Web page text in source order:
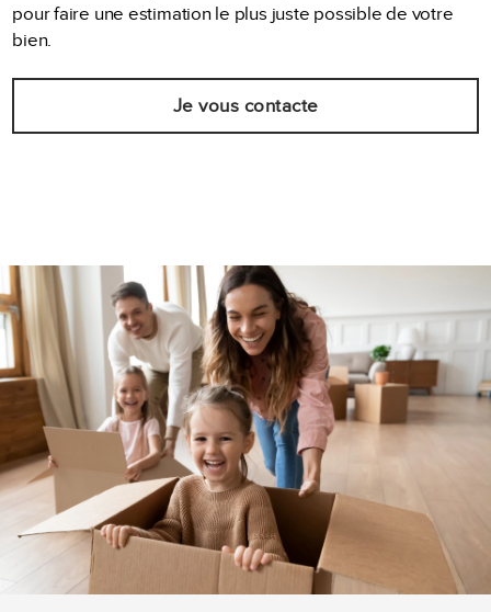
pour faire une estimation le plus juste possible de votre
bien.
Je vous contacte